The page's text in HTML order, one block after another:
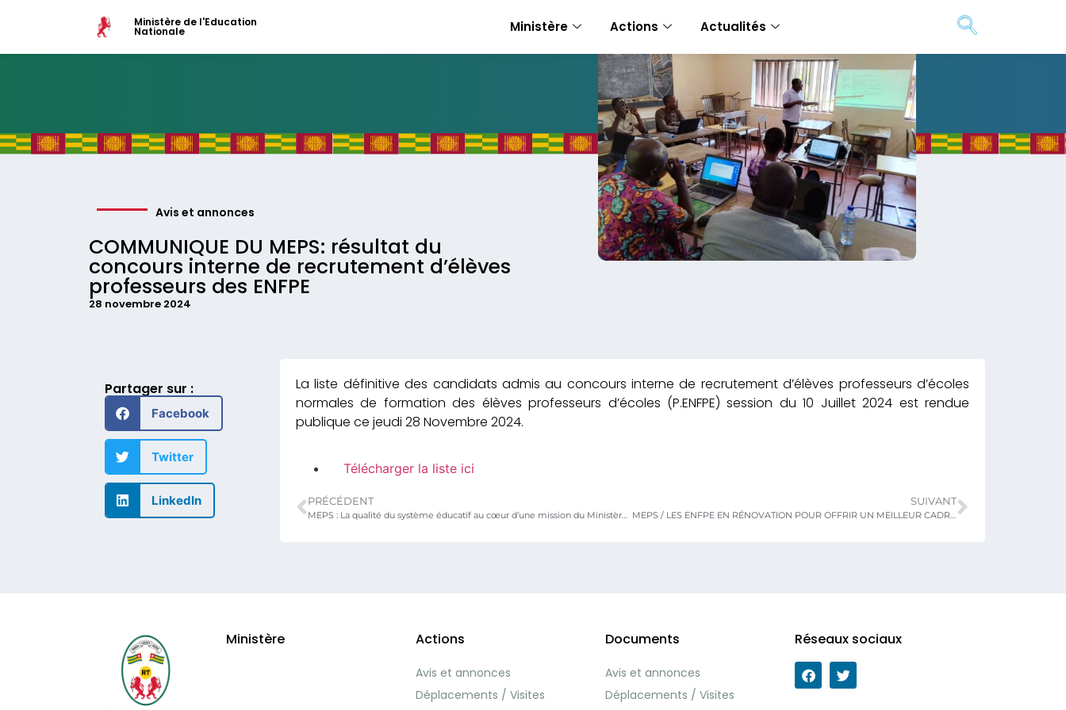
Ministère de l'Education
Nationale Ministère Actions Actualités
Avis et annonces
COMMUNIQUE DU MEPS: résultat du
concours interne de recrutement d’élèves
professeurs des ENFPE
28 novembre 2024
Partager sur :
Facebook
Twitter
LinkedIn
La liste définitive des candidats admis au concours interne de recrutement d’élèves professeurs d’écoles
normales de formation des élèves professeurs d’écoles (P.ENFPE) session du 10 Juillet 2024 est rendue
publique ce jeudi 28 Novembre 2024.
Télécharger la liste ici
PRÉCÉDENT
MEPS : La qualité du système éducatif au cœur d’une mission du Ministère de l’Education de France au Togo
SUIVANT
MEPS / LES ENFPE EN RÉNOVATION POUR OFFRIR UN MEILLEUR CADRE DE FORMATION
Ministère Actions
Avis et annonces
Déplacements / Visites
Documents
Avis et annonces
Déplacements / Visites
Réseaux sociaux